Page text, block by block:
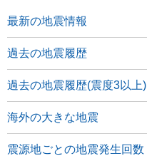
最新の地震情報
過去の地震履歴
過去の地震履歴(震度3以上)
海外の大きな地震
震源地ごとの地震発生回数